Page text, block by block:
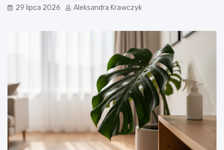
29 lipca 2026 Aleksandra Krawczyk